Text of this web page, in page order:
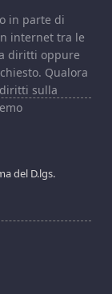
in parte di
internet tra le
diritti oppure
Qualora
sulla
del D.lgs.